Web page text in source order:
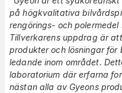
på högkvalitativa
rengörings- och
Tillverkarens uppdrag är
produkter och lösningar
ledande inom området.
laboratorium där erfarna
nästan alla av Gyeons